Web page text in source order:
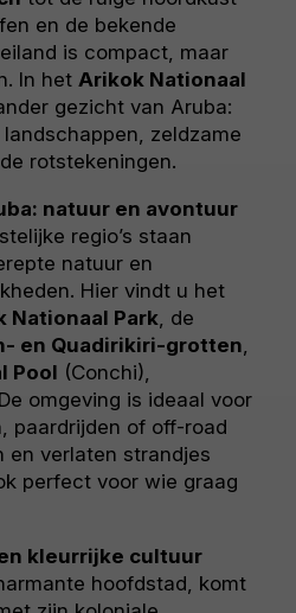
en de bekende
is compact, maar
In het Arikok Nationaal
gezicht van Aruba:
zeldzame
rotstekeningen.
natuur en avontuur
regio’s staan
natuur en
Hier vindt u het
Nationaal Park, de
en Quadirikiri-grotten,
Pool (Conchi),
omgeving is ideaal voor
paardrijden of off-road
en verlaten strandjes
perfect voor wie graag
kleurrijke cultuur
hoofdstad, komt